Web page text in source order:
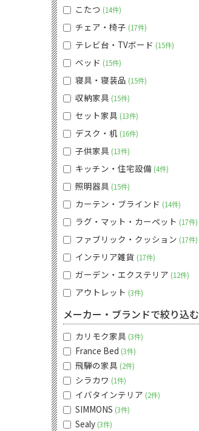
こたつ 14件
チェア・椅子 17件
テレビ台・TVボード 15件
ベッド 15件
寝具・寝装品 15件
収納家具 15件
セット家具 13件
デスク・机 16件
子供家具 13件
キッチン・住宅設備 4件
照明器具 15件
カーテン・ブラインド 14件
ラグ・マット・カーペット 17件
ファブリック・クッション 17件
インテリア雑貨 17件
ガーデン・エクステリア 12件
アウトレット 3件
メーカー・ブランドで絞り込む
カリモク家具 3件
France Bed 3件
飛騨の家具 2件
シラカワ 1件
イバタインテリア 2件
SIMMONS 3件
Sealy 3件